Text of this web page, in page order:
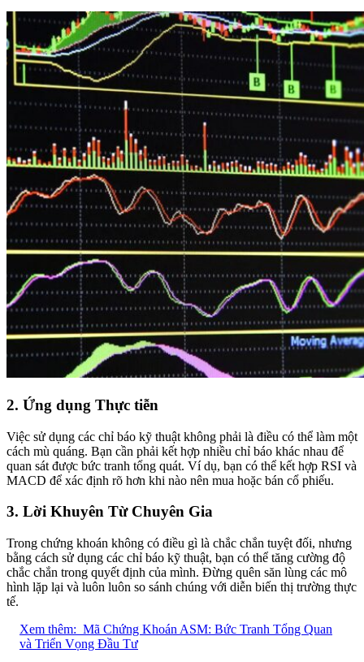
2. Ứng dụng Thực tiễn
Việc sử dụng các chỉ báo kỹ thuật không phải là điều có thể làm một
cách mù quáng. Bạn cần phải kết hợp nhiều chỉ báo khác nhau để
quan sát được bức tranh tổng quát. Ví dụ, bạn có thể kết hợp RSI và
MACD để xác định rõ hơn khi nào nên mua hoặc bán cổ phiếu.
3. Lời Khuyên Từ Chuyên Gia
Trong chứng khoán không có điều gì là chắc chắn tuyệt đối, nhưng
bằng cách sử dụng các chỉ báo kỹ thuật, bạn có thể tăng cường độ
chắc chắn trong quyết định của mình. Đừng quên săn lùng các mô
hình lặp lại và luôn luôn so sánh chúng với diễn biến thị trường thực
tế.
Xem thêm: Mã Chứng Khoán ASM: Bức Tranh Tổng Quan
và Triển Vọng Đầu Tư